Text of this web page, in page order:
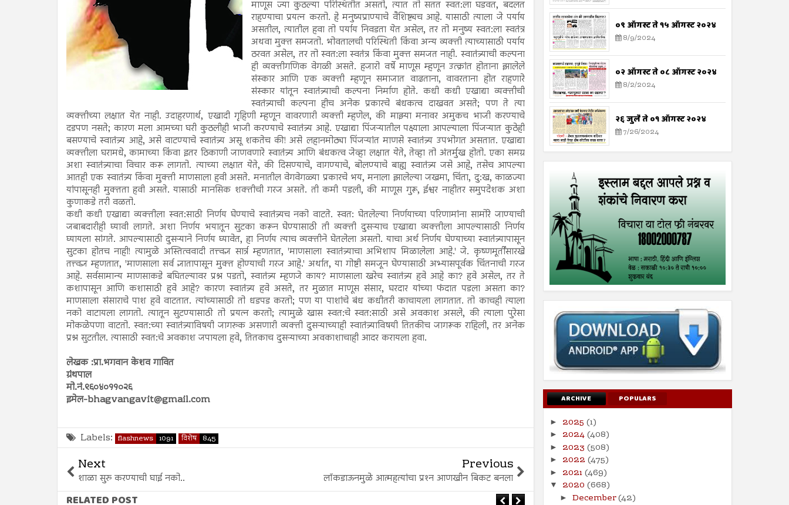
माणूस ज्या कुठल्या परिस्थितीत असतो, त्यात तो सतत स्वत:ला घडवत, बदलत
राहण्याचा प्रयत्न करतो. हे मनुष्यप्राण्याचे वैशिष्ट्यच आहे. यासाठी त्याला जे पर्याय
असतील, त्यातील हवा तो पर्याय निवडता येत असेल, तर तो मनुष्य स्वत:ला स्वतंत्र
अथवा मुक्त समजतो. भोवतालची परिस्थिती किंवा अन्य व्यक्ती त्याच्यासाठी पर्याय
ठरवत असेल, तर तो स्वत:ला स्वतंत्र किंवा मुक्त समजत नाही. स्वातंत्र्याची कल्पना
ही व्यक्तीगणिक वेगळी असते. हजारो वर्षे माणूस म्हणून उत्क्रांत होताना झालेले
संस्कार आणि एक व्यक्ती म्हणून समाजात वाढताना, वावरताना होत राहणारे
संस्कार यांतून स्वातंत्र्याची कल्पना निर्माण होते. कधी कधी एखाद्या व्यक्तीची
स्वतंत्र्याची कल्पना हीच अनेक प्रकारचे बंधकत्व दाखवत असते; पण ते त्या
व्यक्तीच्या लक्षात येत नाही. उदाहरणार्थ, एखादी गृहिणी म्हणून वावरणारी व्यक्ती म्हणेल, की माझ्या मनावर अमुकच भाजी करण्याचे
दडपण नसते; कारण मला आमच्या घरी कुठलीही भाजी करण्याचे स्वातंत्र्य आहे. एखाद्या पिंजऱ्यातील पक्ष्याला आपल्याला पिंजऱ्यात कुठेही
बसण्याचे स्वातंत्र्य आहे, असे वाटण्याचे स्वातंत्र्य असू शकतेच की! असे लहानमोठ्या पिंजऱ्यांत माणसे स्वातंत्र्य उपभोगत असतात. एखाद्या
व्यक्तीला घरामधे, कामाच्या किंवा इतर ठिकाणी जाणवणारे स्वातंत्र्य आणि बंधकत्व जेव्हा लक्षात येते, तेव्हा तो अंतर्मुख होतो. एका समग्र
अशा स्वातंत्र्याचा विचार करू लागतो. त्याच्या लक्षात येते, की दिसण्याचे, वागण्याचे, बोलण्याचे बाह्य स्वातंत्र्य जसे आहे, तसेच आपल्या
आतही एक स्वातंत्र्य किंवा मुक्ती माणसाला हवी असते. मनातील वेगवेगळ्या प्रकारचे भय, मनाला झालेल्या जखमा, चिंता, दु:ख, काळज्या
यांपासूनही मुक्तता हवी असते. यासाठी मानसिक शक्तीची गरज असते. ती कमी पडली, की माणूस गुरू, ईश्वर नाहीतर समुपदेशक अशा
कुणाकडे तरी वळतो.
कधी कधी एखाद्या व्यक्तीला स्वत:साठी निर्णय घेण्याचे स्वातंत्र्यच नको वाटते. स्वत: घेतलेल्या निर्णयाच्या परिणामांना सामोरे जाण्याची
जबाबदारीही घ्यावी लागते. अशा निर्णय भयातून सुटका करून घेण्यासाठी ती व्यक्ती दुसऱ्याच एखाद्या व्यक्तीला आपल्यासाठी निर्णय
घ्यायला सांगते. आपल्यासाठी दुसऱ्याने निर्णय घ्यावेत, हा निर्णय त्याच व्यक्तीने घेतलेला असतो. याचा अर्थ निर्णय घेण्याच्या स्वातंत्र्यापासून
सुटका होतच नाही! त्यामुळे अस्तित्ववादी तत्त्वज्ञ सार्त्र म्हणतात, 'माणसाला स्वातंत्र्याचा अभिशाप मिळालेला आहे.' जे. कृष्णमूर्तींसारखे
तत्त्वज्ञ म्हणतात, 'माणसाला सर्व ज्ञातापासून मुक्त होण्याची गरज आहे.' अर्थात, या गोष्टी समजून घेण्यासाठी अभ्यासपूर्वक चिंतनाची गरज
आहे. सर्वसामान्य माणसाकडे बघितल्यावर प्रश्न पडतो, स्वातंत्र्य म्हणजे काय? माणसाला खरेच स्वातंत्र्य हवे आहे का? हवे असेल, तर ते
कशापासून आणि कशासाठी हवे आहे? कारण स्वातंत्र्य हवे असते, तर मुळात माणूस संसार, घरदार यांच्या फंदात पडला असता का?
माणसाला संसाराचे पाश हवे वाटतात. त्यांच्यासाठी तो धडपड करतो; पण या पाशांचे बंध कधीतरी काचायला लागतात. तो काचही त्याला
नको वाटायला लागतो. त्यातून सुटण्यासाठी तो प्रयत्न करतो; त्यामुळे खास स्वत:चे स्वत:साठी असे अवकाश असले, की त्याला पुरेसा
मोकळेपणा वाटतो. स्वत:च्या स्वातंत्र्याविषयी जागरुक असणारी व्यक्ती दुसऱ्याच्याही स्वातंत्र्याविषयी तितकीच जागरूक राहिली, तर अनेक
प्रश्न सुटतील. त्यासाठी स्वत:चे अवकाश जपायला हवे, तितकाच दुसऱ्याच्या अवकाशाचाही आदर करायला हवा.
लेखक :प्रा.भगवान केशव गावित
ग्रंथपाल
मो.नं.९६०४०११०२६
इमेल-bhagvangavit@gmail.com
Labels: flashnews 1091 विशेष 845
Next
शाळा सुरु करण्याची घाई नको..
Previous
लॉकडाऊनमुळे आत्महत्यांचा प्रश्‍न आणखीन बिकट बनला
RELATED POST
०९ ऑगस्ट ते १५ ऑगस्ट २०२४
8/9/2024
०२ ऑगस्ट ते ०८ ऑगस्ट २०२४
8/2/2024
२६ जुलै ते ०१ ऑगस्ट २०२४
7/26/2024
ARCHIVE POPULARS
► 2025 (1)
► 2024(408)
► 2023 (508)
► 2022 (475)
► 2021(469)
▼ 2020 (668)
► December(42)